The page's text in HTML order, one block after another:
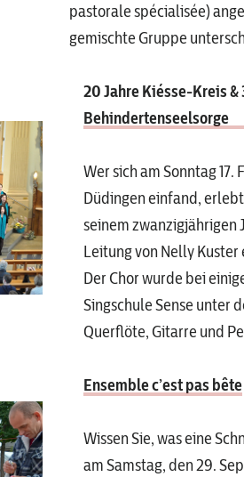
pastorale spécialisée)
gemischte Gruppe
20 Jahre Kiésse-Kreis
Behindertenseelsorge
Wer sich am Sonntag 17.
Düdingen einfand,
seinem zwanzigjährigen
Leitung von Nelly Kuster
Der Chor wurde bei
Singschule Sense unter
Querflöte, Gitarre und
Ensemble c’est pas bête
Wissen Sie, was eine
am Samstag, den 29.